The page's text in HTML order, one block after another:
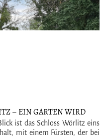
– EIN GARTEN WIRD
ist das Schloss Wörlitz eins
mit einem Fürsten, der bei